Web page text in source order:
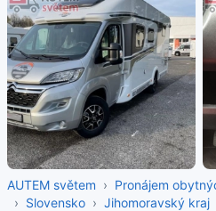
AUTEM světem Pronájem
Slovensko
Jihomoravský kraj